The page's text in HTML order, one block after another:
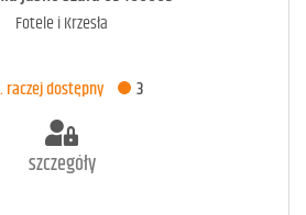
Fotele i Krzesła
raczej dostępny 3
szczegóły